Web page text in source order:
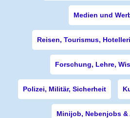
Medien und
Reisen, Tourismus,
Forschung, Lehre,
Polizei, Militär, Sicherheit
Minijob, Nebenjobs &